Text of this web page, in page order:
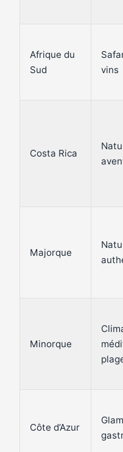
Afrique du
Sud
vins
Costa Rica
Majorque
Minorque
Côte d’Azur